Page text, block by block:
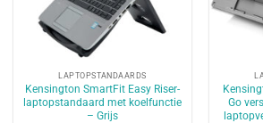
LAPTOPSTANDAARDS
Kensington SmartFit Easy Riser-
laptopstandaard met koelfunctie
– Grijs
Go